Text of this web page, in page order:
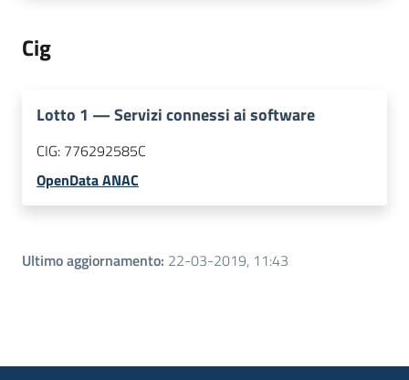
Cig
Lotto 1 —Servizi connessi ai software
CIG: 776292585C
OpenData ANAC
Ultimo aggiornamento: 22-03-2019, 11:43